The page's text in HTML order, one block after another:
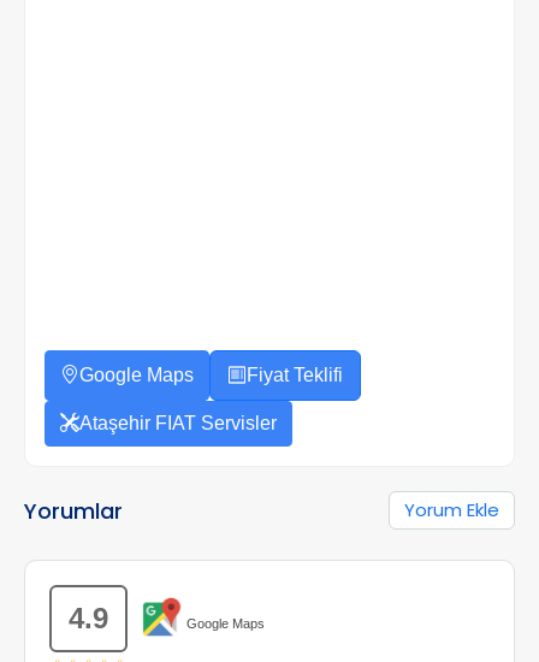
Google Maps Fiyat Teklifi
Ataşehir FIAT Servisler
Yorumlar Yorum Ekle
4.9 Google Maps